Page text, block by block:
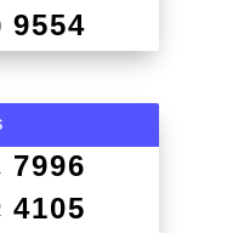
9554
7996
4105